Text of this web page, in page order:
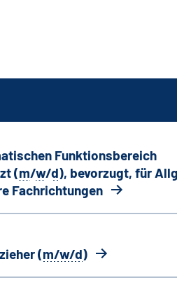
Funktionsbereich
(m/w/d), bevorzugt, für
Fachrichtungen
(m/w/d)